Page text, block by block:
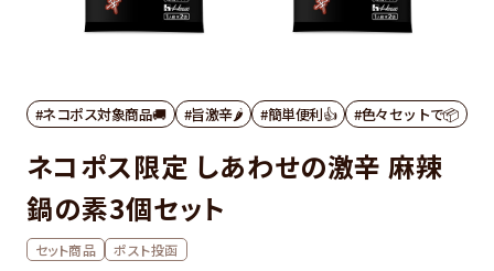
#ネコポス対象商品🚚 #旨激辛🌶 #簡単便利👍 #色々セットで📦
ネコポス限定 しあわせの激辛 麻辣
鍋の素3個セット
セット商品 ポスト投函